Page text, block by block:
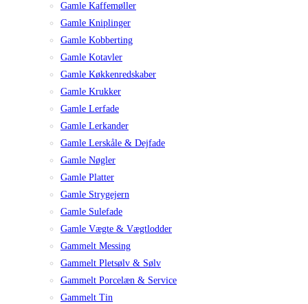
Gamle Kaffemøller
Gamle Kniplinger
Gamle Kobberting
Gamle Kotavler
Gamle Køkkenredskaber
Gamle Krukker
Gamle Lerfade
Gamle Lerkander
Gamle Lerskåle & Dejfade
Gamle Nøgler
Gamle Platter
Gamle Strygejern
Gamle Sulefade
Gamle Vægte & Vægtlodder
Gammelt Messing
Gammelt Pletsølv & Sølv
Gammelt Porcelæn & Service
Gammelt Tin